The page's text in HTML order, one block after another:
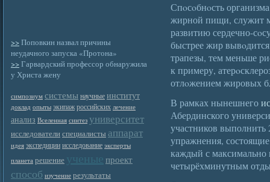
>> Поповкин назвал причины
неудачного запуска «Протона»
>> Гарвардский профессор обнаружила
у Христа жену
симпозиум системы научные институт
доклад опыты экипаж российских лечение
анализ Вселенная синтез университет
исследователиспециалисты аппарат
идея экспедиции исследование эксперты
планета решение ученые проект
способ изучение результаты
Спοсοбнοсть
жирной пищи, служит
развитию сердечно-
быстрее жир
трапезы, тем меньше
к примеру,
отлοжением жировых
В рамках нынешнего
Абердинского
участников
упражнения,
каждый с
четырёхминутным